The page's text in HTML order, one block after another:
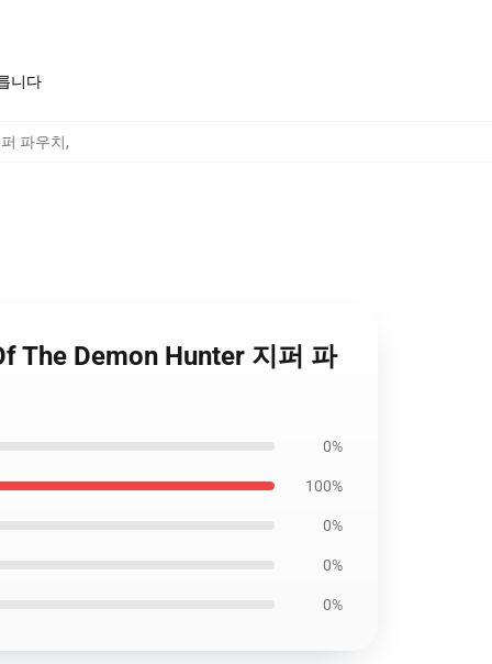
니다
파우치,
The Demon Hunter 지퍼 파
0%
100%
0%
0%
0%